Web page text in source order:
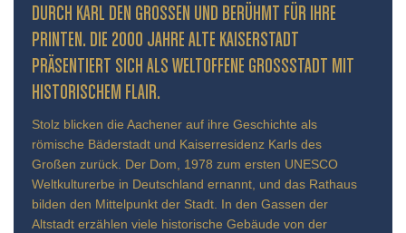
URCH KARL DEN GROSSEN UND BERÜHMT FÜR IHRE PR
INTEN. DIE 2000 JAHRE ALTE KAISERSTADT PR
ÄSENTIERT SICH ALS WELTOFFENE GROSSSTADT MIT HIS
TORISCHEM FLAIR.
Stolz blicken die Aachener auf ihre Geschichte als
römische Bäderstadt und Kaiserresidenz Karls des
Großen zurück. Der Dom, 1978 zum ersten UNESCO
Weltkulturerbe in Deutschland ernannt, und das Rathaus
bilden den Mittelpunkt der Stadt. In den Gassen der
Altstadt erzählen viele historische Gebäude von der